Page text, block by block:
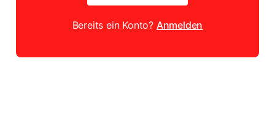
Bereits ein Konto? Anmelden